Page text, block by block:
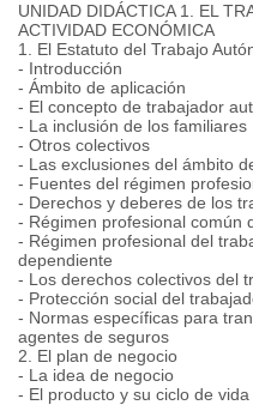
UNIDAD DIDÁCTICA 1. EL
ACTIVIDAD ECONÓMICA
1. El Estatuto del Trabajo
- Introducción
- Ámbito de aplicación
- El concepto de trabajador
- La inclusión de los familiares
- Otros colectivos
- Las exclusiones del ámbito
- Fuentes del régimen
- Derechos y deberes de los
- Régimen profesional común
- Régimen profesional del
dependiente
- Los derechos colectivos del
- Protección social del
- Normas específicas para
agentes de seguros
2. El plan de negocio
- La idea de negocio
- El producto y su ciclo de vida